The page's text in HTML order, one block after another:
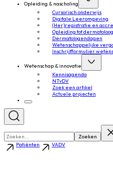
Opleiding & nascholing
Cursorisch onderwijs
Digitale Leeromgeving
(Her)registratie en
Opleiding tot dermatoloog
Dermatologendagen
Wetenschappelijke
Inschrijfformulier
Wetenschap & innovatie
Kennisagenda
NTvDV
Zoek een artikel
Actuele projecten
Patiënten VADV